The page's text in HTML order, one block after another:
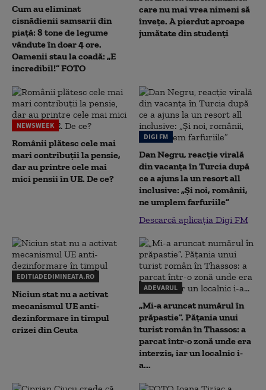
Cum au eliminat
cisnădienii samsarii din
piață: 8 tone de legume
vândute în doar 4 ore.
Oamenii stau la coadă: „E
incredibil!” FOTO
care nu mai vrea nimeni să
înveţe. A pierdut aproape
jumătate din studenţi
NEWSWEEK
Românii plătesc cele mai
mari contribuții la pensie,
dar au printre cele mai
mici pensii în UE. De ce?
DIGI FM
Dan Negru, reacție virală
din vacanța în Turcia după
ce a ajuns la un resort all
inclusive: „Și noi, românii,
ne umplem farfuriile”
Descarcă aplicația Digi FM
EDITIADEDIMINEATA.RO
Niciun stat nu a activat
mecanismul UE anti-
dezinformare în timpul
crizei din Ceuta
ADEVARUL
„Mi-a aruncat numărul în
prăpastie”. Pățania unui
turist român în Thassos: a
parcat într-o zonă unde era
interzis, iar un localnic i-
a...